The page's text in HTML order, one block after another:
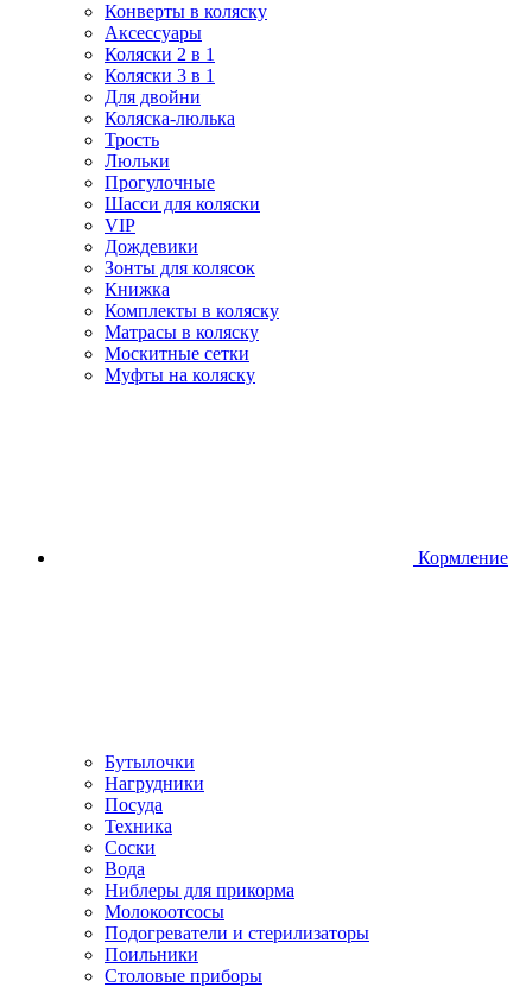
Конверты в коляску
Аксессуары
Коляски 2 в 1
Коляски 3 в 1
Для двойни
Коляска-люлька
Трость
Люльки
Прогулочные
Шасси для коляски
VIP
Дождевики
Зонты для колясок
Книжка
Комплекты в коляску
Матрасы в коляску
Москитные сетки
Муфты на коляску
Кормление
Бутылочки
Нагрудники
Посуда
Техника
Соски
Вода
Ниблеры для прикорма
Молокоотсосы
Подогреватели и стерилизаторы
Поильники
Столовые приборы